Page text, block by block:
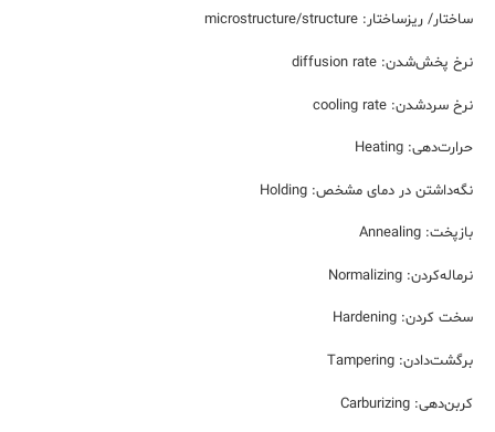
ساختار/ ریزساختار: microstructure/structure
نرخ پخش‌شدن: diffusion rate
نرخ سردشدن: cooling rate
حرارت‌دهی: Heating
نگه‌داشتن در دمای مشخص: Holding
بازپخت: Annealing
نرماله‌کردن: Normalizing
سخت کردن: Hardening
برگشت‌دادن: Tampering
کربن‌دهی: Carburizing